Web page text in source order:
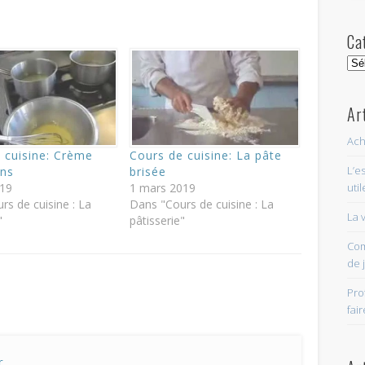
cuisine: Crème
de cuisine : La
Cours de cuisine: La pâte
brisée
1 mars 2019
Dans "Cours de cuisine : La
pâtisserie"
La
de
l'année
achat
je vous propose un bon plan gratuit dans